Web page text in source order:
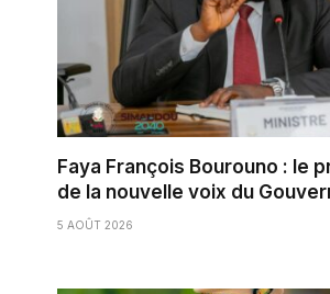
Faya François Bourouno : le
de la nouvelle voix du
5 AOÛT 2026